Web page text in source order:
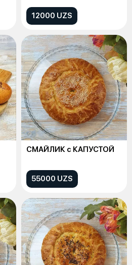
12000 UZS
СМАЙЛИК с КАПУСТОЙ
55000 UZS